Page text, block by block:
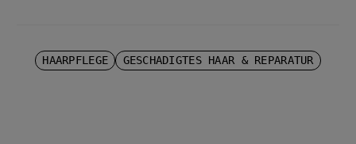
HAARPFLEGE GESCHÄDIGTES HAAR & REPARATUR